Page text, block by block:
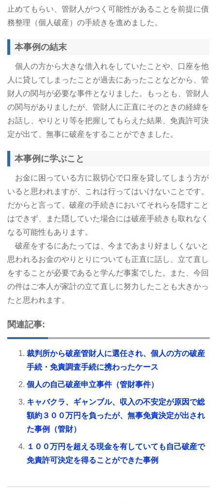
止めてもらい、管財人がつく可能性があることを前提に債
務整理（個人破産）の手続きを進めました。
本事例の結末
個人の方から大きな借入れをしていたことや、口座を他
人に貸してしまったことが過去にあったことなどから、管
財人の関与が必要な事件となりました。もっとも、管財人
の関与がありましたが、管財人に正直にそのときの経緯を
お話し、やりとり等を把握してもらえた結果、免責許可決
定が出て、無事に破産をすることができました。
本事例に学ぶこと
お金に困っている方に親切心で口座を貸してしまう方が
いると思われますが、これは行ってはいけないことです。
だからと言って、破産の手続きにおいてそれらを隠すこと
はできず、また隠していた場合には破産手続きも取れなく
なる可能性もあります。
破産をするにあたっては、今まであまり好ましくないと
思われるお金のやりとりについても正直に話し、立て直し
をすることが必要であると学んだ事案でした。また、今回
の件はご本人が家計の立て直しに努力したことも大きかっ
たと思われます。
関連記事:
裁判所から破産管財人に選任され、個人の方の破産
手続・免責調査手続に携わったケース
個人の自己破産申立事件（管財事件）
キャバクラ、ギャンブル、収入の不安定が原因で総
額約３００万円を負ったが、無事免責決定が出され
た事例（管財）
１００万円を超える現金を有していても自己破産で
免責許可決定を得ることができた事例